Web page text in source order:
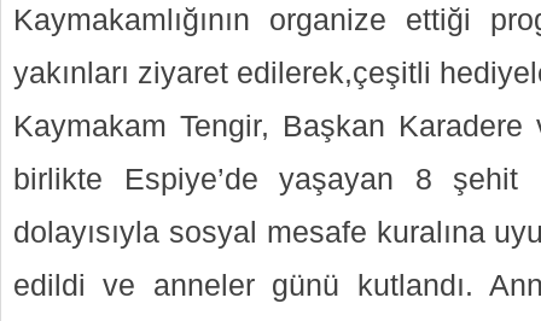
Kaymakamlığının organize ettiği
yakınları ziyaret edilerek,çeşitli
Kaymakam Tengir, Başkan
birlikte Espiye’de yaşayan 8 şehit
dolayısıyla sosyal mesafe kuralına
edildi ve anneler günü kutlandı.